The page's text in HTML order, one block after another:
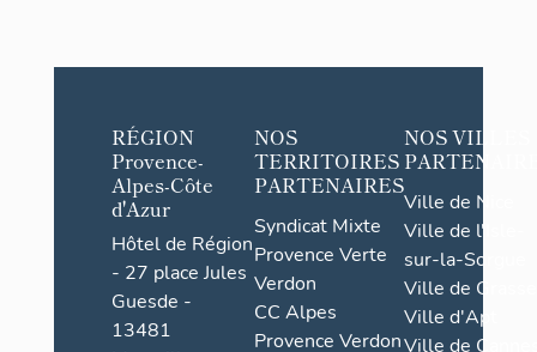
RÉGION
Provence-
Alpes-Côte
d'Azur
Hôtel de Région
- 27 place Jules
Guesde -
13481
NOS
TERRITOIRES
PARTENAIRES
Syndicat Mixte
Provence Verte
Verdon
CC Alpes
Provence Verdon
NOS VILLES
Ville de Nice
Ville de l'Isle-
sur-la-Sorgue
Ville de Grasse
Ville d'Apt
Ville de